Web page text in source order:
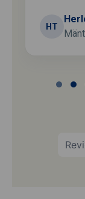
HT